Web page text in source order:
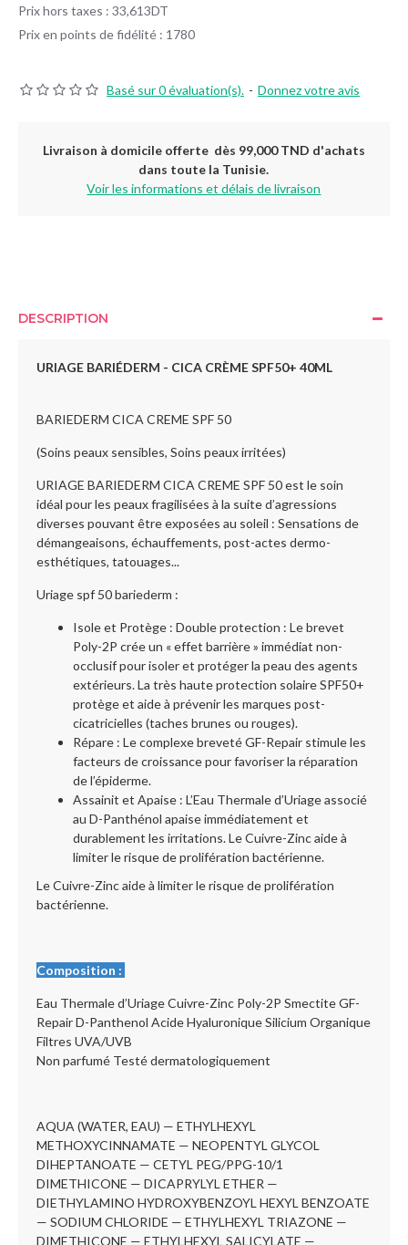
Basé sur 0 évaluation(s). - Donnez votre avis
Prix hors taxes : 33,613DT
Prix en points de fidélité : 1780
Livraison à domicile offerte dès 99,000 TND d'achats
dans toute la Tunisie.
Voir les informations et délais de livraison
DESCRIPTION
URIAGE BARIÉDERM - CICA CRÈME SPF50+ 40ML
BARIEDERM CICA CREME SPF 50
(Soins peaux sensibles, Soins peaux irritées)
URIAGE BARIEDERM CICA CREME SPF 50 est le soin
idéal pour les peaux fragilisées à la suite d’agressions
diverses pouvant être exposées au soleil : Sensations de
démangeaisons, échauffements, post-actes dermo-
esthétiques, tatouages...
Uriage spf 50 bariederm :
Isole et Protège : Double protection : Le brevet
Poly-2P crée un « effet barrière » immédiat non-
occlusif pour isoler et protéger la peau des agents
extérieurs. La très haute protection solaire SPF50+
protège et aide à prévenir les marques post-
cicatricielles (taches brunes ou rouges).
Répare : Le complexe breveté GF-Repair stimule les
facteurs de croissance pour favoriser la réparation
de l’épiderme.
Assainit et Apaise : L’Eau Thermale d’Uriage associé
au D-Panthénol apaise immédiatement et
durablement les irritations. Le Cuivre-Zinc aide à
limiter le risque de prolifération bactérienne.
Le Cuivre-Zinc aide à limiter le risque de prolifération
bactérienne.
Composition :
Eau Thermale d’Uriage Cuivre-Zinc Poly-2P Smectite GF-
Repair D-Panthenol Acide Hyaluronique Silicium Organique
Filtres UVA/UVB
Non parfumé Testé dermatologiquement
AQUA (WATER, EAU) — ETHYLHEXYL
METHOXYCINNAMATE — NEOPENTYL GLYCOL
DIHEPTANOATE — CETYL PEG/PPG-10/1
DIMETHICONE — DICAPRYLYL ETHER —
DIETHYLAMINO HYDROXYBENZOYL HEXYL BENZOATE
— SODIUM CHLORIDE — ETHYLHEXYL TRIAZONE —
DIMETHICONE — ETHYLHEXYL SALICYLATE —